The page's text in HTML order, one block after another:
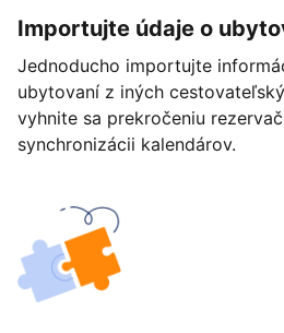
Importujte údaje o
Jednoducho importujte
ubytovaní z iných
vyhnite sa prekročeniu
synchronizácii kalendárov.